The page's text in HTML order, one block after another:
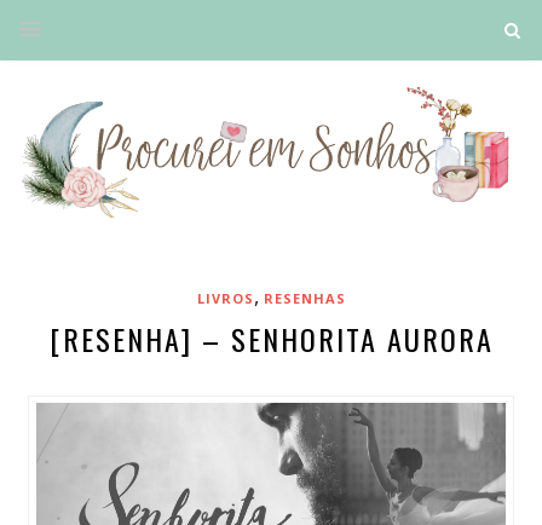
LIVROS , RESENHAS
[RESENHA] – SENHORITA AURORA